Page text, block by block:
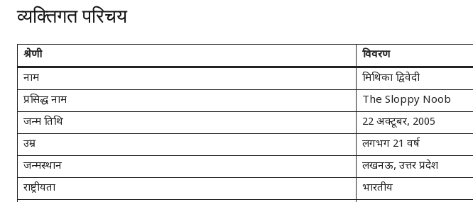
व्यक्तिगत परिचय
श्रेणी
विवरण
नाम
मिथिका द्विवेदी
प्रसिद्ध नाम
The Sloppy Noob
जन्म तिथि
22 अक्टूबर, 2005
उम्र
लगभग 21 वर्ष
जन्मस्थान
लखनऊ, उत्तर प्रदेश
राष्ट्रीयता
भारतीय